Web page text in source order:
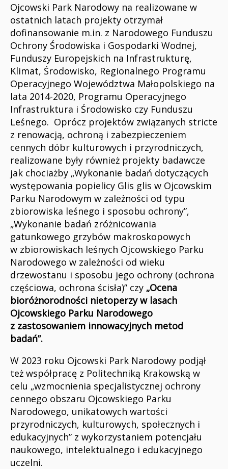
Ojcowski Park Narodowy na realizowane w
ostatnich latach projekty otrzymał
dofinansowanie m.in. z Narodowego Funduszu
Ochrony Środowiska i Gospodarki Wodnej,
Funduszy Europejskich na Infrastrukturę,
Klimat, Środowisko, Regionalnego Programu
Operacyjnego Województwa Małopolskiego na
lata 2014-2020, Programu Operacyjnego
Infrastruktura i Środowisko czy Funduszu
Leśnego. Oprócz projektów związanych stricte
z renowacją, ochroną i zabezpieczeniem
cennych dóbr kulturowych i przyrodniczych,
realizowane były również projekty badawcze
jak chociażby „Wykonanie badań dotyczących
występowania popielicy Glis glis w Ojcowskim
Parku Narodowym w zależności od typu
zbiorowiska leśnego i sposobu ochrony”,
„Wykonanie badań zróżnicowania
gatunkowego grzybów makroskopowych
w zbiorowiskach leśnych Ojcowskiego Parku
Narodowego w zależności od wieku
drzewostanu i sposobu jego ochrony (ochrona
częściowa, ochrona ścisła)” czy „Ocena
bioróżnorodności nietoperzy w lasach
Ojcowskiego Parku Narodowego
z zastosowaniem innowacyjnych metod
badań”.
W 2023 roku Ojcowski Park Narodowy podjął
też współpracę z Politechniką Krakowską w
celu „wzmocnienia specjalistycznej ochrony
cennego obszaru Ojcowskiego Parku
Narodowego, unikatowych wartości
przyrodniczych, kulturowych, społecznych i
edukacyjnych” z wykorzystaniem potencjału
naukowego, intelektualnego i edukacyjnego
uczelni.